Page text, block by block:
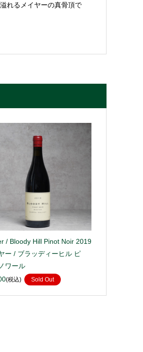
れるメイヤーの真骨頂で
/ Bloody Hill Pinot Noir 2019
ー / ブラッディーヒル ピ
ワール
(税込) Sold Out